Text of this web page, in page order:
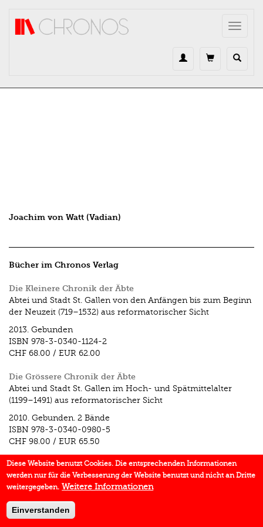
Toggle
Joachim von Watt (Vadian)
Bücher im Chronos Verlag
Die Kleinere Chronik der Äbte
Abtei und Stadt St. Gallen von den Anfängen bis zum Beginn
der Neuzeit (719–1532) aus reformatorischer Sicht
2013. Gebunden
ISBN 978-3-0340-1124-2
CHF 68.00 / EUR 62.00
Die Grössere Chronik der Äbte
Abtei und Stadt St. Gallen im Hoch- und Spätmittelalter
(1199–1491) aus reformatorischer Sicht
2010. Gebunden. 2 Bände
ISBN 978-3-0340-0980-5
CHF 98.00 / EUR 65.50
Diese Website benutzt Cookies. Die entsprechenden Informationen
werden nur für die Verbesserung der Website benutzt und nicht an Dritte
weitergegeben. Weitere Informationen
Einverstanden